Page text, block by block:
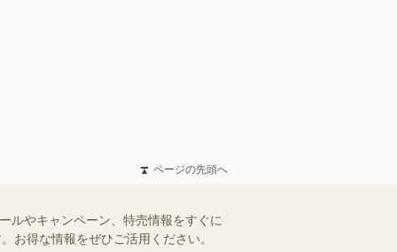
ページの先頭へ
ルやキャンペーン、特売情報をすぐに
お得な情報をぜひご活用ください。